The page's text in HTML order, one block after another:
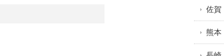
佐賀
熊本